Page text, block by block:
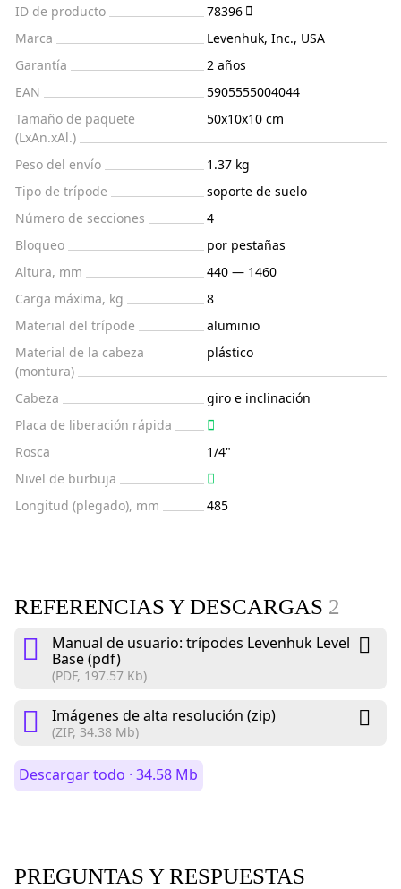
ID de producto
78396
Marca
Levenhuk, Inc., USA
Garantía
2 años
EAN
5905555004044
Tamaño de paquete
(LxAn.xAl.)
50x10x10 cm
Peso del envío
1.37 kg
Tipo de trípode
soporte de suelo
Número de secciones
4
Bloqueo
por pestañas
Altura, mm
440 — 1460
Carga máxima, kg
8
Material del trípode
aluminio
Material de la cabeza
(montura)
plástico
Cabeza
giro e inclinación
Placa de liberación rápida
Rosca
1/4"
Nivel de burbuja
Longitud (plegado), mm
485
REFERENCIAS Y DESCARGAS 2
Manual de usuario: trípodes Levenhuk Level
Base (pdf)
(PDF, 197.57 Kb)
Imágenes de alta resolución (zip)
(ZIP, 34.38 Mb)
Descargar todo · 34.58 Mb
PREGUNTAS Y RESPUESTAS